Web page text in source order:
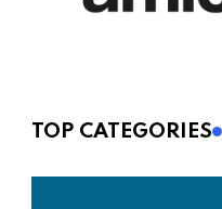
TOP CATEGORIES